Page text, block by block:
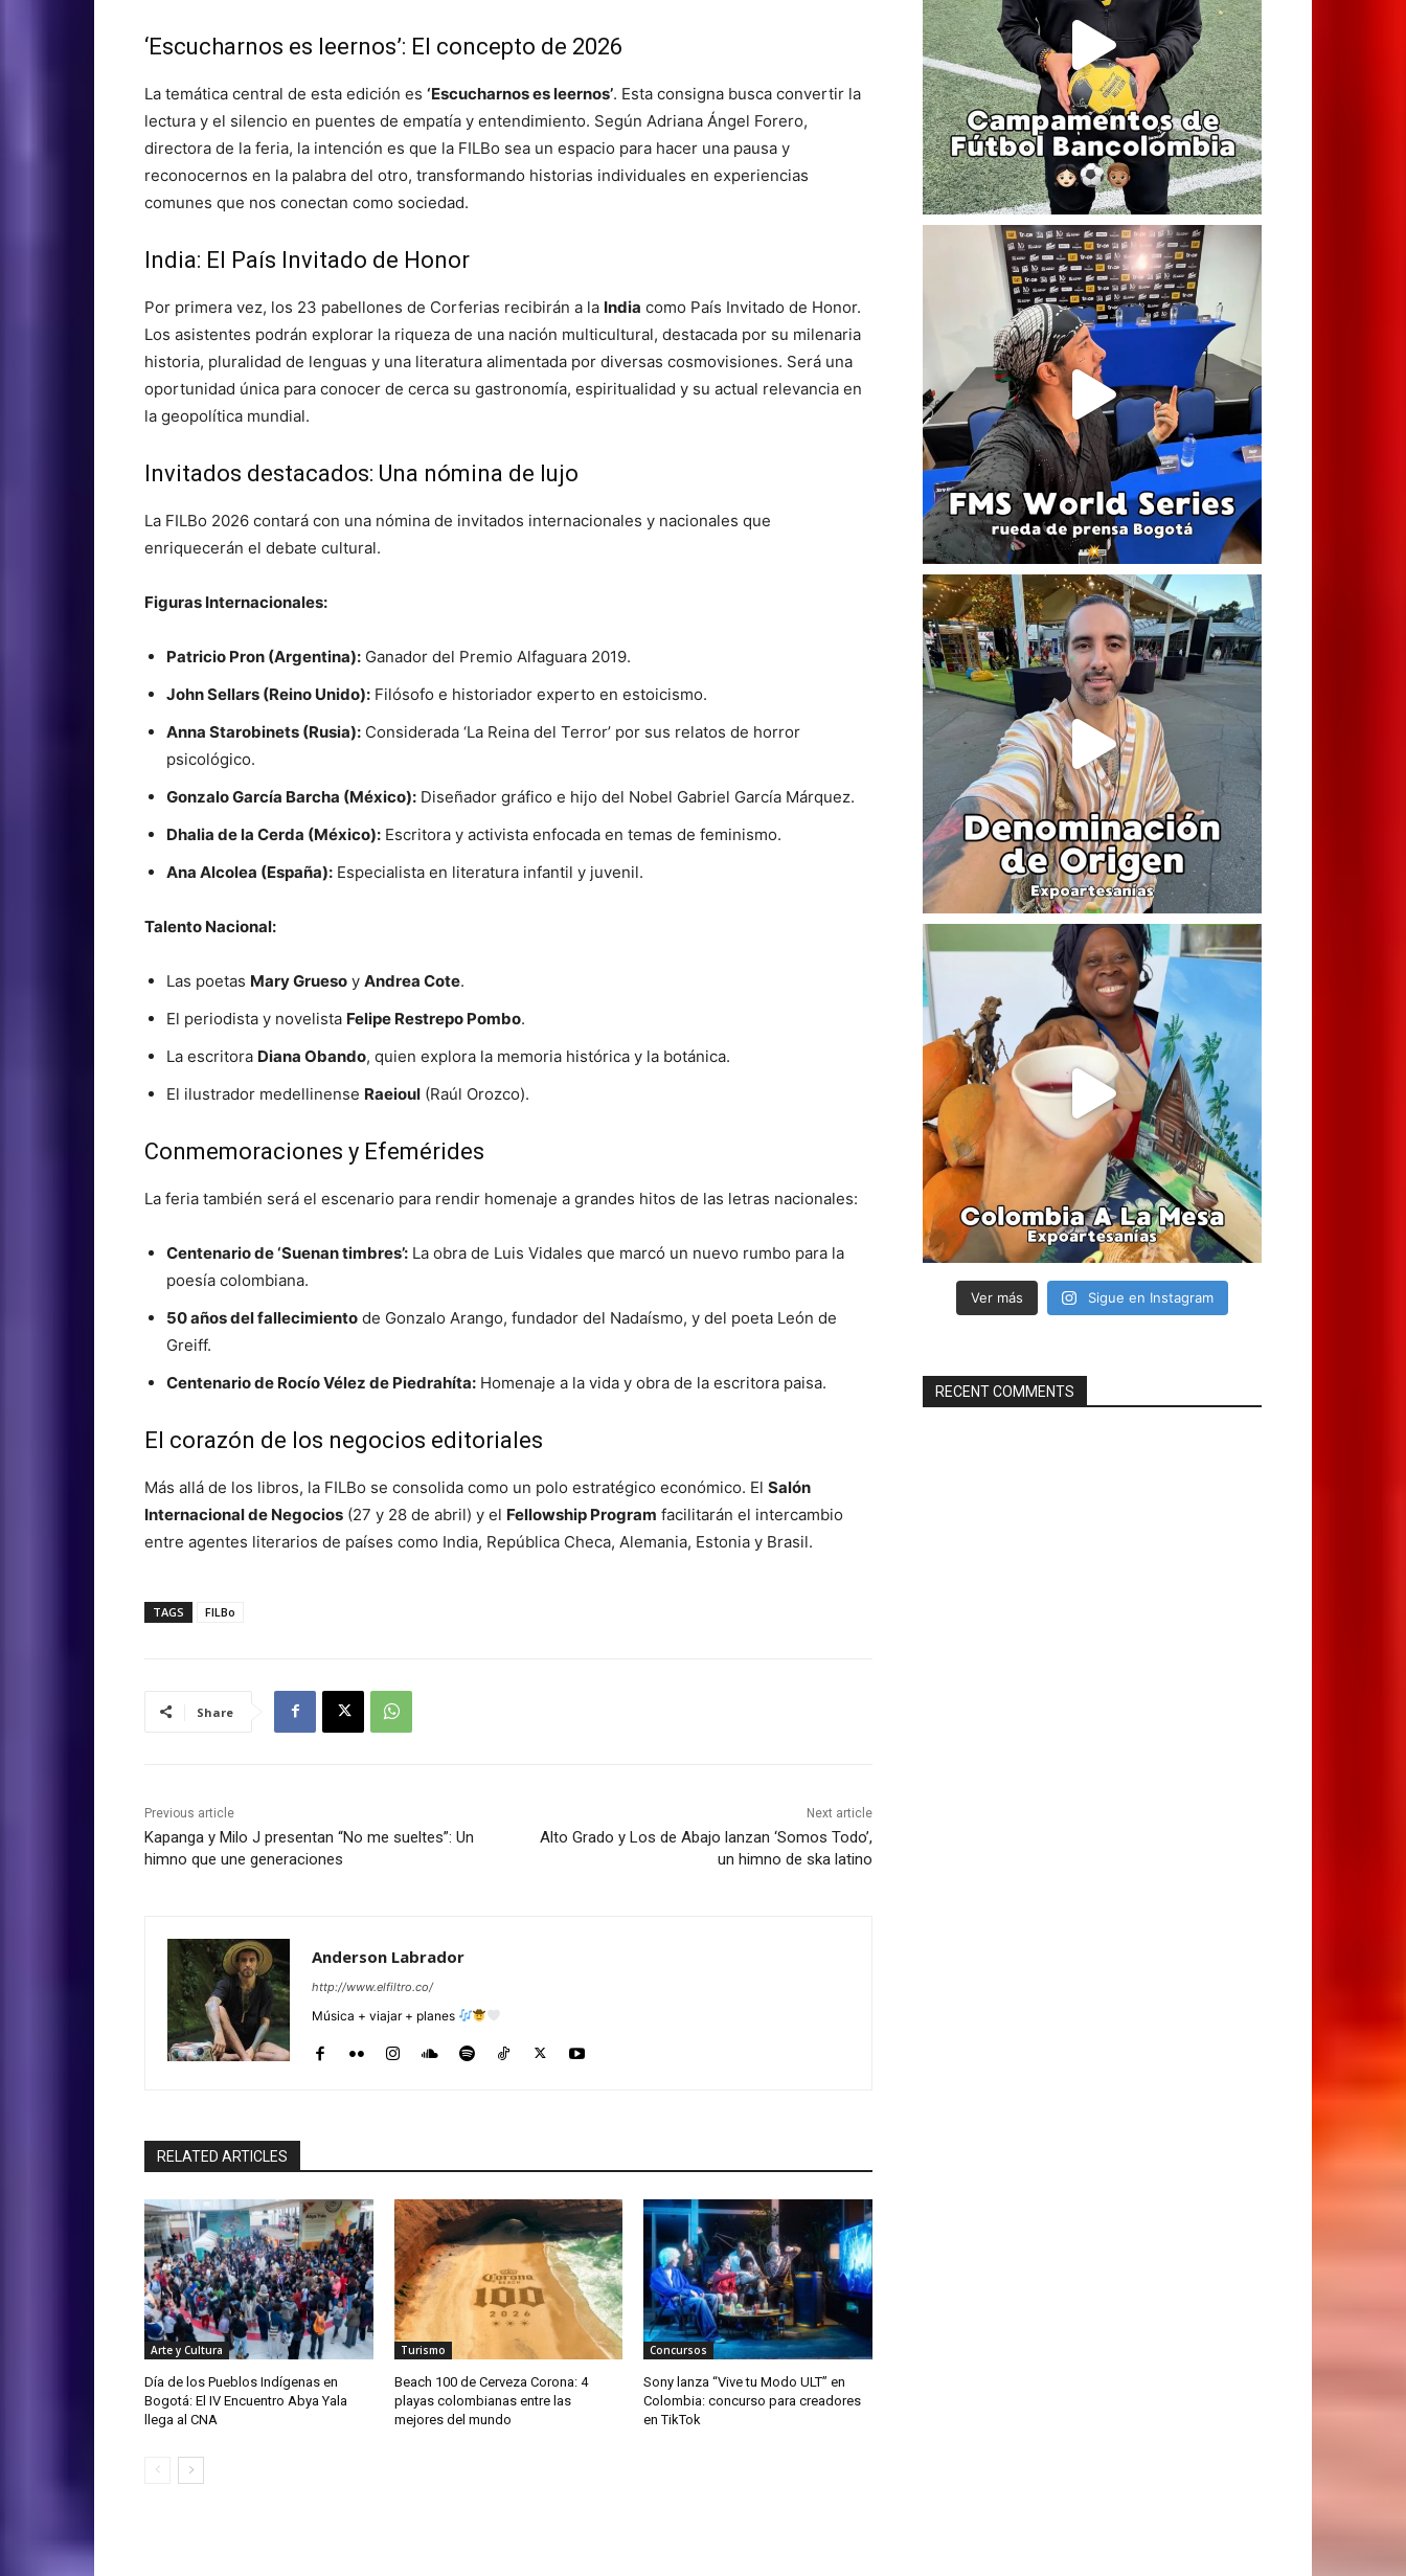
‘Escucharnos es leernos’: El concepto de 2026
La temática central de esta edición es ‘Escucharnos es leernos’. Esta consigna busca convertir la
lectura y el silencio en puentes de empatía y entendimiento. Según Adriana Ángel Forero,
directora de la feria, la intención es que la FILBo sea un espacio para hacer una pausa y
reconocernos en la palabra del otro, transformando historias individuales en experiencias
comunes que nos conectan como sociedad.
India: El País Invitado de Honor
Por primera vez, los 23 pabellones de Corferias recibirán a la India como País Invitado de Honor.
Los asistentes podrán explorar la riqueza de una nación multicultural, destacada por su milenaria
historia, pluralidad de lenguas y una literatura alimentada por diversas cosmovisiones. Será una
oportunidad única para conocer de cerca su gastronomía, espiritualidad y su actual relevancia en
la geopolítica mundial.
Invitados destacados: Una nómina de lujo
La FILBo 2026 contará con una nómina de invitados internacionales y nacionales que
enriquecerán el debate cultural.
Figuras Internacionales:
Patricio Pron (Argentina): Ganador del Premio Alfaguara 2019.
John Sellars (Reino Unido): Filósofo e historiador experto en estoicismo.
Anna Starobinets (Rusia): Considerada ‘La Reina del Terror’ por sus relatos de horror
psicológico.
Gonzalo García Barcha (México): Diseñador gráfico e hijo del Nobel Gabriel García Márquez.
Dhalia de la Cerda (México): Escritora y activista enfocada en temas de feminismo.
Ana Alcolea (España): Especialista en literatura infantil y juvenil.
Talento Nacional:
Las poetas Mary Grueso y Andrea Cote.
El periodista y novelista Felipe Restrepo Pombo.
La escritora Diana Obando, quien explora la memoria histórica y la botánica.
El ilustrador medellinense Raeioul (Raúl Orozco).
Conmemoraciones y Efemérides
La feria también será el escenario para rendir homenaje a grandes hitos de las letras nacionales:
Centenario de ‘Suenan timbres’: La obra de Luis Vidales que marcó un nuevo rumbo para la
poesía colombiana.
50 años del fallecimiento de Gonzalo Arango, fundador del Nadaísmo, y del poeta León de
Greiff.
Centenario de Rocío Vélez de Piedrahíta: Homenaje a la vida y obra de la escritora paisa.
El corazón de los negocios editoriales
Más allá de los libros, la FILBo se consolida como un polo estratégico económico. El Salón
Internacional de Negocios (27 y 28 de abril) y el Fellowship Program facilitarán el intercambio
entre agentes literarios de países como India, República Checa, Alemania, Estonia y Brasil.
TAGS FILBo
Share
Previous article
Kapanga y Milo J presentan “No me sueltes”: Un
himno que une generaciones
Next article
Alto Grado y Los de Abajo lanzan ‘Somos Todo’,
un himno de ska latino
Anderson Labrador
http://www.elfiltro.co/
Música + viajar + planes
RELATED ARTICLES
Arte y Cultura
Día de los Pueblos Indígenas en
Bogotá: El IV Encuentro Abya Yala
llega al CNA
Turismo
Beach 100 de Cerveza Corona: 4
playas colombianas entre las
mejores del mundo
Concursos
Sony lanza “Vive tu Modo ULT” en
Colombia: concurso para creadores
en TikTok
Ver más Sigue en Instagram
RECENT COMMENTS